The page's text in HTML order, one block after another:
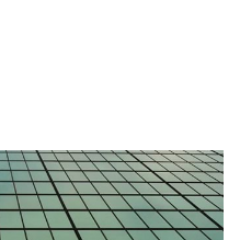
Iglesia, peregrina en la
Viaje apostólico a Argelia,